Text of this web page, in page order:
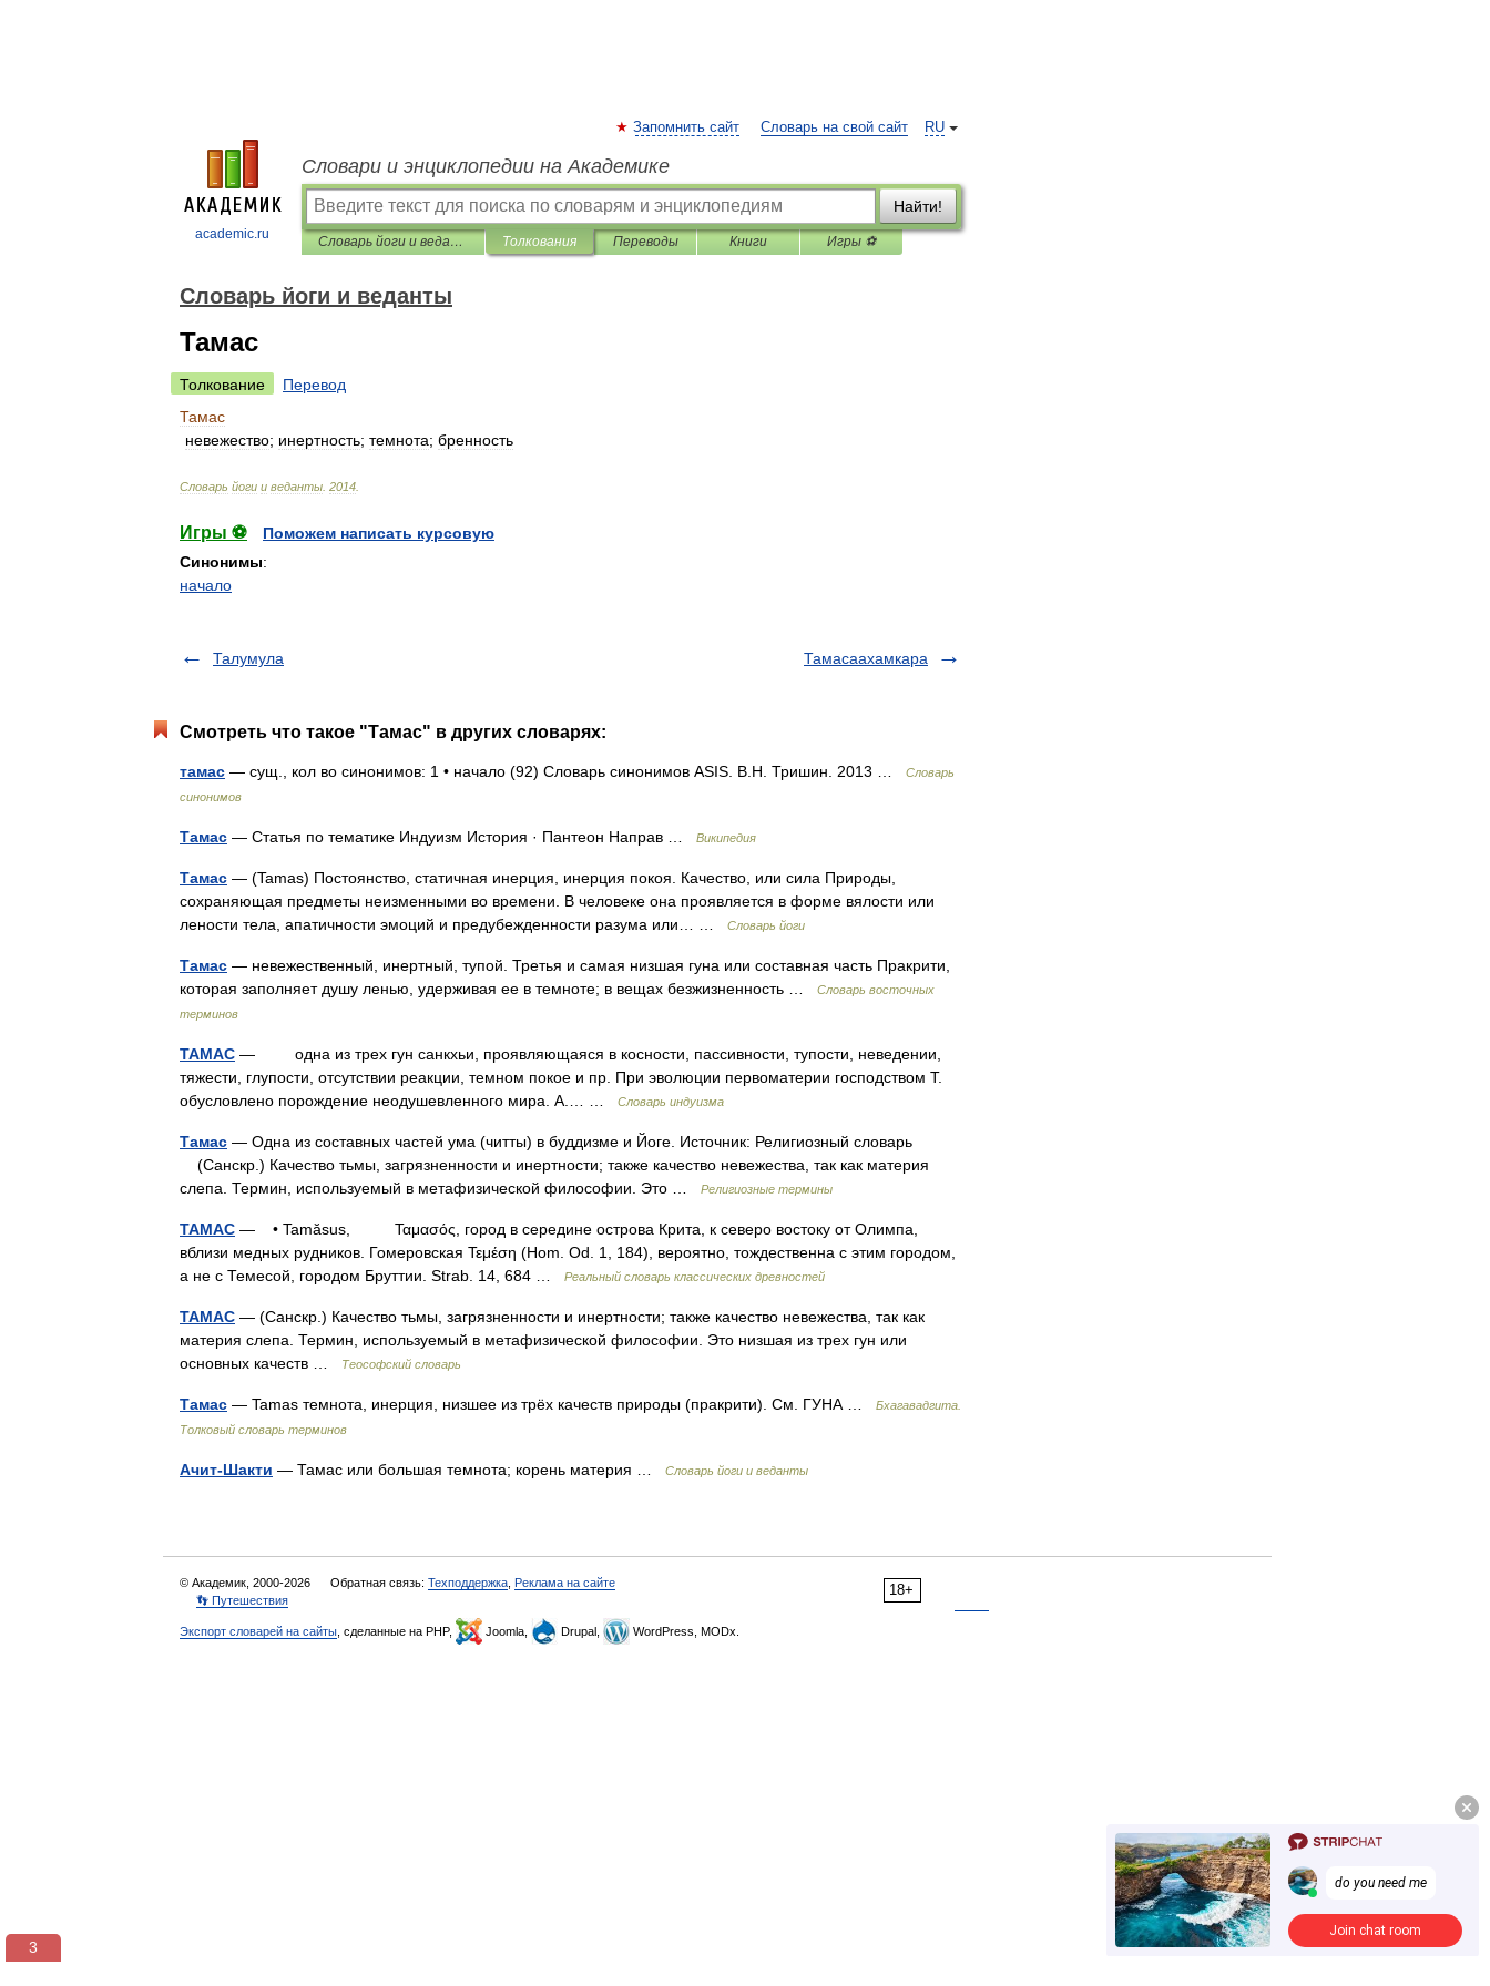
academic.ru
RU
Запомнить сайт Словарь на свой сайт
Словари и энциклопедии на Академике
Найти!
Словарь йоги и веданты Толкования Переводы Книги Игры ⚽
Словарь йоги и веданты
Тамас
Толкование
Перевод
Тамас
невежество; инертность; темнота; бренность
Словарь йоги и веданты 2014
Игры ⚽
Поможем написать курсовую
Синонимы:
начало
Талумула Тамасаахамкара
Смотреть что такое "Тамас" в других словарях:
тамас — сущ., кол во синонимов: 1 • начало (92) Словарь синонимов ASIS. В.Н. Тришин. 2013 …
Словарь
синонимов
Тамас — Статья по тематике Индуизм История · Пантеон Направ … Википедия
Тамас — (Tamas) Постоянство, статичная инерция, инерция покоя. Качество, или сила Природы,
сохраняющая предметы неизменными во времени. В человеке она проявляется в форме вялости или
лености тела, апатичности эмоций и предубежденности разума или… …
Словарь йоги
Тамас — невежественный, инертный, тупой. Третья и самая низшая гуна или составная часть Пракрити,
которая заполняет душу ленью, удерживая ее в темноте; в вещах безжизненность …
Словарь восточных
терминов
ТАМАС — одна из трех гун санкхьи, проявляющаяся в косности, пассивности, тупости, неведении,
тяжести, глупости, отсутствии реакции, темном покое и пр. При эволюции первоматерии господством Т.
обусловлено порождение неодушевленного мира. А.… …
Словарь индуизма
Тамас — Одна из составных частей ума (читты) в буддизме и Йоге. Источник: Религиозный словарь
(Санскр.) Качество тьмы, загрязненности и инертности; также качество невежества, так как материя
слепа. Термин, используемый в метафизической философии. Это …
Религиозные термины
ТАМАС — • Tamăsus, Ταμασός, город в середине острова Крита, к северо востоку от Олимпа,
вблизи медных рудников. Гомеровская Τεμέση (Ноm. Od. 1, 184), вероятно, тождественна с этим городом,
а не с Темесой, городом Бруттии. Strab. 14, 684 …
Реальный словарь классических древностей
ТАМАС — (Санскр.) Качество тьмы, загрязненности и инертности; также качество невежества, так как
материя слепа. Термин, используемый в метафизической философии. Это низшая из трех гун или
основных качеств …
Теософский словарь
Тамас — Tamas темнота, инерция, низшее из трёх качеств природы (пракрити). См. ГУНА …
Бхагавадгита.
Толковый словарь терминов
Ачит-Шакти — Тамас или большая темнота; корень материя … Словарь йоги и веданты
18+
© Академик, 2000-2026 Обратная связь: Техподдержка Реклама на сайте
👣 Путешествия
Экспорт словарей на сайты , сделанные на PHP, Joomla, Drupal, WordPress, MODx.
3